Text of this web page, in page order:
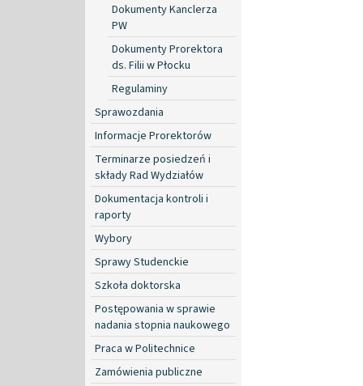
Dokumenty Kanclerza
PW
Dokumenty Prorektora
ds. Filii w Płocku
Regulaminy
Sprawozdania
Informacje Prorektorów
Terminarze posiedzeń i
składy Rad Wydziałów
Dokumentacja kontroli i
raporty
Wybory
Sprawy Studenckie
Szkoła doktorska
Postępowania w sprawie
nadania stopnia naukowego
Praca w Politechnice
Zamówienia publiczne